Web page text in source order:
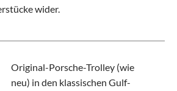
wider.
Original-Porsche-Trolley (wie
neu) in den klassischen Gulf-